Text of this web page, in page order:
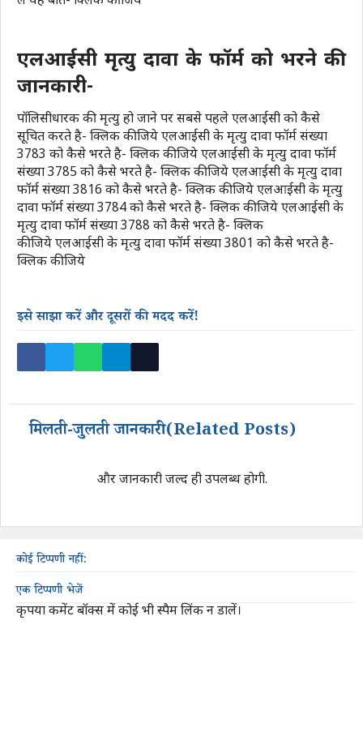
एलआईसी मृत्यु दावा के फॉर्म को भरने की
जानकारी-
पॉलिसीधारक की मृत्यु हो जाने पर सबसे पहले एलआईसी को कैसे
सूचित करते है- क्लिक कीजियेएलआईसी के मृत्यु दावा फॉर्म संख्या
3783 को कैसे भरते है- क्लिक कीजियेएलआईसी के मृत्यु दावा फॉर्म
संख्या 3785 को कैसे भरते है- क्लिक कीजियेएलआईसी के मृत्यु दावा
फॉर्म संख्या 3816 को कैसे भरते है- क्लिक कीजियेएलआईसी के मृत्यु
दावा फॉर्म संख्या 3784 को कैसे भरते है- क्लिक कीजियेएलआईसी के
मृत्यु दावा फॉर्म संख्या 3788 को कैसे भरते है- क्लिक
कीजियेएलआईसी के मृत्यु दावा फॉर्म संख्या 3801 को कैसे भरते है-
क्लिक कीजिये
इसे साझा करें और दूसरों की मदद करें!
मिलती-जुलती जानकारी (Related Posts)
और जानकारी जल्द ही उपलब्ध होगी.
कोई टिप्पणी नहीं:
एक टिप्पणी भेजें
कृपया कमेंट बॉक्स में कोई भी स्पैम लिंक न डालें।